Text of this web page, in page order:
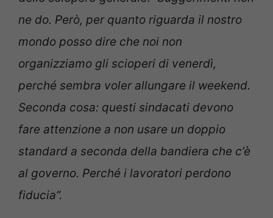
ne do. Però, per quanto riguarda il nostro
mondo posso dire che noi non
organizziamo gli scioperi di venerdì,
perché sembra voler allungare il weekend.
Seconda cosa: questi sindacati devono
fare attenzione a non usare un doppio
standard a seconda della bandiera che c’è
al governo. Perché i lavoratori perdono
fiducia”.